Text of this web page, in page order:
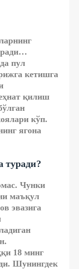
пул
кетишга
қилиш
кўп.
ягона
туради?
Чунки
маъқул
эвазига
18 минг
Шунингдек